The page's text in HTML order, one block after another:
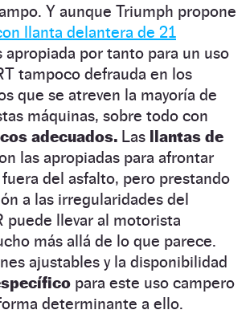
Y aunque Triumph propone
llanta delantera de 21
apropiada por tanto para un uso
tampoco defrauda en los
que se atreven la mayoría de
máquinas, sobre todo con
adecuados. Las llantas de
las apropiadas para afrontar
del asfalto, pero prestando
a las irregularidades del
puede llevar al motorista
más allá de lo que parece.
ajustables y la disponibilidad
para este uso campero
determinante a ello.